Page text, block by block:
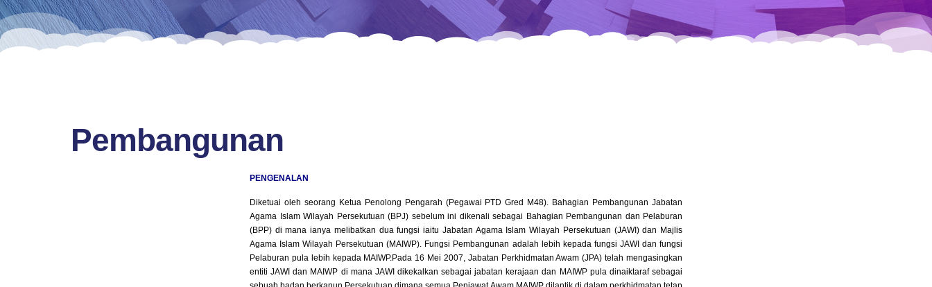
Pembangunan
PENGENALAN
Diketuai oleh seorang Ketua Penolong Pengarah (Pegawai PTD Gred M48). Bahagian Pembangunan Jabatan
Agama Islam Wilayah Persekutuan (BPJ) sebelum ini dikenali sebagai Bahagian Pembangunan dan Pelaburan
(BPP) di mana ianya melibatkan dua fungsi iaitu Jabatan Agama Islam Wilayah Persekutuan (JAWI) dan Majlis
Agama Islam Wilayah Persekutuan (MAIWP). Fungsi Pembangunan adalah lebih kepada fungsi JAWI dan fungsi
Pelaburan pula lebih kepada MAIWP.Pada 16 Mei 2007, Jabatan Perkhidmatan Awam (JPA) telah mengasingkan
entiti JAWI dan MAIWP di mana JAWI dikekalkan sebagai jabatan kerajaan dan MAIWP pula dinaiktaraf sebagai